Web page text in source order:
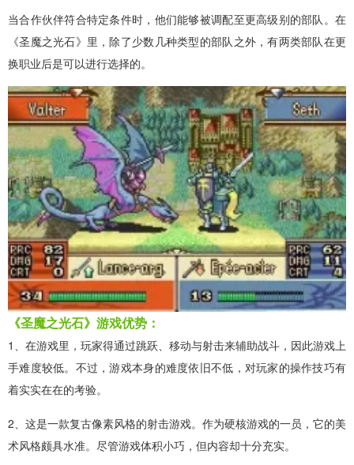
当合作伙伴符合特定条件时，他们能够被调配至更高级别的部队。在
《圣魔之光石》里，除了少数几种类型的部队之外，有两类部队在更
换职业后是可以进行选择的。
《圣魔之光石》游戏优势：
1、在游戏里，玩家得通过跳跃、移动与射击来辅助战斗，因此游戏上
手难度较低。不过，游戏本身的难度依旧不低，对玩家的操作技巧有
着实实在在的考验。
2、这是一款复古像素风格的射击游戏。作为硬核游戏的一员，它的美
术风格颇具水准。尽管游戏体积小巧，但内容却十分充实。